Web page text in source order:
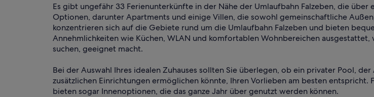
Es gibt ungefähr 33 Ferienunterkünfte in der Nähe der Umlaufbahn Falzeben, die
Optionen, darunter Apartments und einige Villen, die sowohl gemeinschaftliche
konzentrieren sich auf die Gebiete rund um die Umlaufbahn Falzeben und bieten
Annehmlichkeiten wie Küchen, WLAN und komfortablen Wohnbereichen
suchen, geeignet macht.
Bei der Auswahl Ihres idealen Zuhauses sollten Sie überlegen, ob ein privater Pool,
zusätzlichen Einrichtungen ermöglichen könnte, Ihren Vorlieben am besten
bieten sogar Innenoptionen, die das ganze Jahr über genutzt werden können.